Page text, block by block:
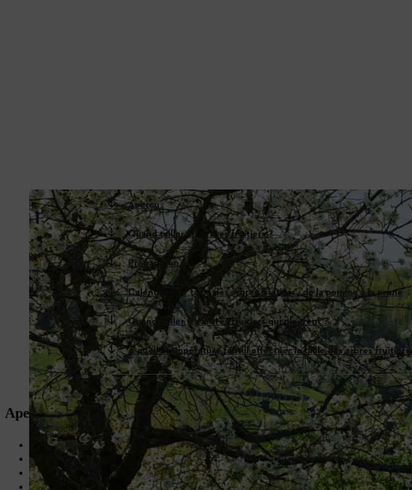
Aperçu
Quand tailler les arbres fruitiers ?
Préparation
Calendrier de taille des arbres fruitiers : de la pomme à la prune
Quand tailler les arbres fruitiers qui pleurent ?
À quelle température faut-il effectuer la taille des arbres fruitiers
Aperçu : quand tailler les arbres fruitiers ?
Deux possibilités pour la taille des arbres fruitiers, en fonction de leur essence : Février-mars ou
Tailler les arbres fruitiers à pépins comme les pommiers, les poiriers et les cognassiers plutôt à la fin
Tailler les arbres fruitiers à noyau comme les pêchers et les cerisiers plutôt en été
Respecter la loi locale concernant la taille d'arbres. Consultez votre commune pour plus